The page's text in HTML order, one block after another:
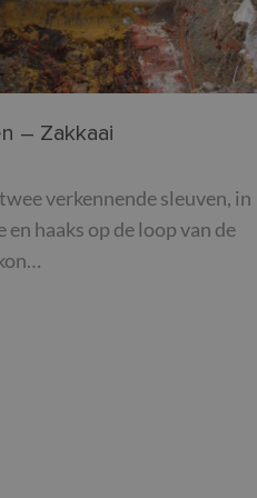
– Zakkaai
verkennende sleuven, in
en haaks op de loop van de
Naam
_ga
Naam
YSC
_cfuvid